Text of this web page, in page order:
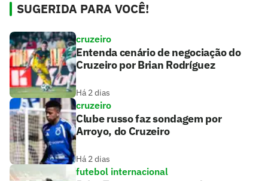
SUGERIDA PARA VOCÊ!
cruzeiro
Entenda cenário de negociação do
Cruzeiro por Brian Rodríguez
Há 2 dias
cruzeiro
Clube russo faz sondagem por
Arroyo, do Cruzeiro
Há 2 dias
futebol internacional